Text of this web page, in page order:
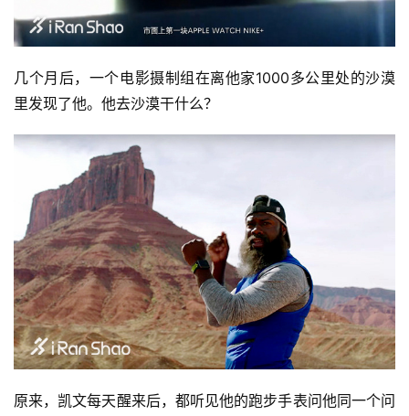
几个月后，一个电影摄制组在离他家1000多公里处的沙漠
里发现了他。他去沙漠干什么？
原来，凯文每天醒来后，都听见他的跑步手表问他同一个问